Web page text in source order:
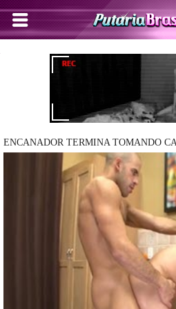
ENCANADOR TERMINA TOMANDO